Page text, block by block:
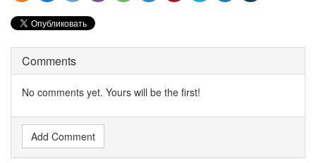
Comments
No comments yet. Yours will be the first!
Add Comment